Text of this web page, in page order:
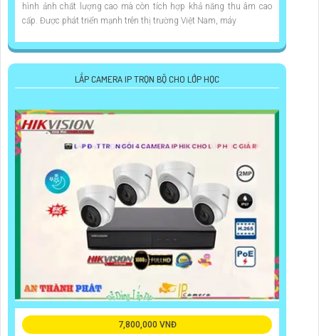
hình ảnh chất lượng cao mà còn tích hợp khả năng thu âm cao
cấp. Được phát triển mạnh trên thị trường Việt Nam, máy
LẮP CAMERA IP TRỌN BỘ CHO LỚP HỌC
7,800,000 VNĐ